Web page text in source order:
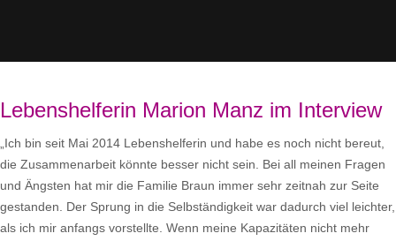
Lebenshelferin Marion Manz im Interview
„Ich bin seit Mai 2014 Lebenshelferin und habe es noch nicht bereut,
die Zusammenarbeit könnte besser nicht sein. Bei all meinen Fragen
und Ängsten hat mir die Familie Braun immer sehr zeitnah zur Seite
gestanden. Der Sprung in die Selbständigkeit war dadurch viel leichter,
als ich mir anfangs vorstellte. Wenn meine Kapazitäten nicht mehr